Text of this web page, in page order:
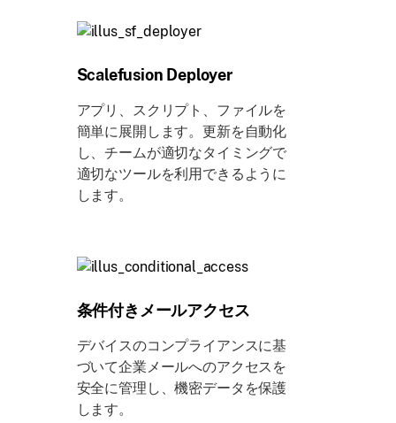
Scalefusion Deployer
アプリ、スクリプト、ファイルを
簡単に展開します。更新を自動化
し、チームが適切なタイミングで
適切なツールを利用できるように
します。
条件付きメールアクセス
デバイスのコンプライアンスに基
づいて企業メールへのアクセスを
安全に管理し、機密データを保護
します。